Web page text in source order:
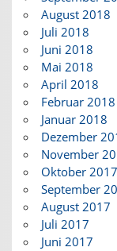
August 2018
Juli 2018
Juni 2018
Mai 2018
April 2018
Februar 2018
Januar 2018
Dezember
November
Oktober 2017
September
August 2017
Juli 2017
Juni 2017